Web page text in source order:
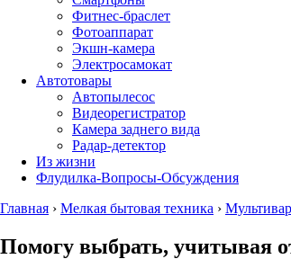
Фитнес-браслет
Фотоаппарат
Экшн-камера
Электросамокат
Автотовары
Автопылесос
Видеорегистратор
Камера заднего вида
Радар-детектор
Из жизни
Флудилка-Вопросы-Обсуждения
Главная › Мелкая бытовая техника ›
Помогу выбрать, учитывая